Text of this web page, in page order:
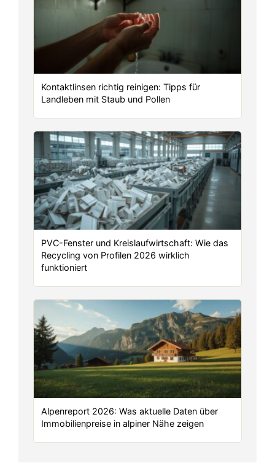
Kontaktlinsen richtig reinigen: Tipps für
Landleben mit Staub und Pollen
PVC-Fenster und Kreislaufwirtschaft: Wie das
Recycling von Profilen 2026 wirklich
funktioniert
Alpenreport 2026: Was aktuelle Daten über
Immobilienpreise in alpiner Nähe zeigen